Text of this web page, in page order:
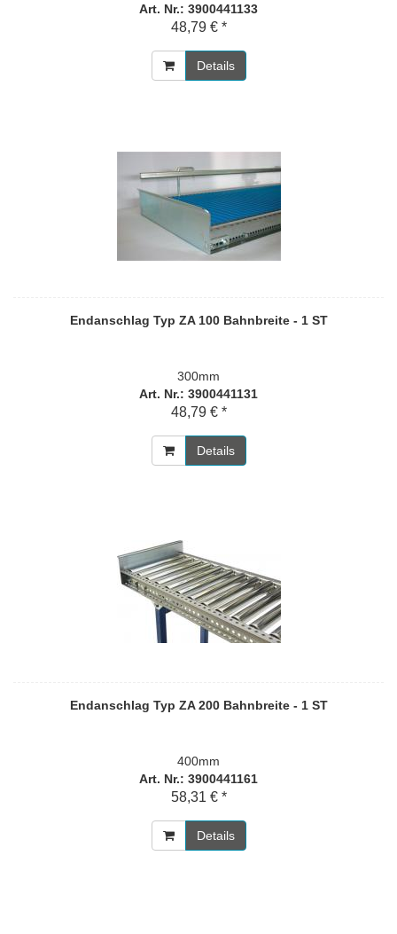
Art. Nr.: 3900441133
48,79 € *
Details
Endanschlag Typ ZA 100 Bahnbreite - 1 ST
300mm
Art. Nr.: 3900441131
48,79 € *
Details
Endanschlag Typ ZA 200 Bahnbreite - 1 ST
400mm
Art. Nr.: 3900441161
58,31 € *
Details